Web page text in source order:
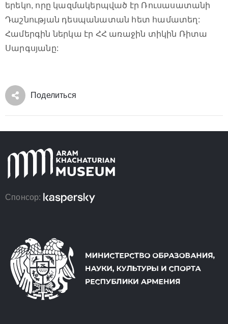
երեկո, որը կազմակերպված էր Ռուսասատանի
Դաշնության դեսպանատան հետ համատեղ:
Համերգին ներկա էր ՀՀ առաջին տիկին Ռիտա
Սարգսյանը:
Поделиться
Спонсор: